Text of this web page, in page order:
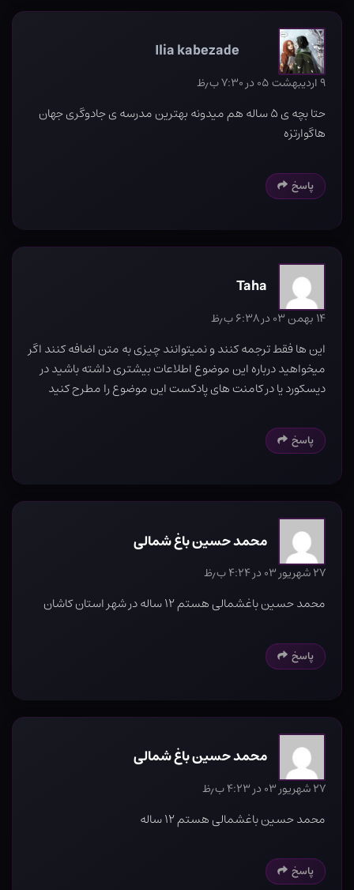
Ilia kabezade
۹ اردیبهشت ۰۵ در ۷:۳۰ ب٫ظ
حتا بچه ی ۵ ساله هم میدونه بهترین مدرسه ی جادوگری جهان
هاگوارتزه
پاسخ
Taha
۱۴ بهمن ۰۳ در ۶:۳۸ ب٫ظ
این ها فقط ترجمه کنند و نمیتوانند چیزی به متن اضافه کنند اگر
میخواهید درباره این موضوع اطلاعات بیشتری داشته باشید در
دیسکورد یا در کامنت های پادکست این موضوع را مطرح کنید
پاسخ
محمد حسین باغ شمالی
۲۷ شهریور ۰۳ در ۴:۲۴ ب٫ظ
محمد حسین باغشمالی هستم ۱۲ ساله در شهر استان کاشان
پاسخ
محمد حسین باغ شمالی
۲۷ شهریور ۰۳ در ۴:۲۳ ب٫ظ
محمد حسین باغشمالی هستم ۱۲ ساله
پاسخ